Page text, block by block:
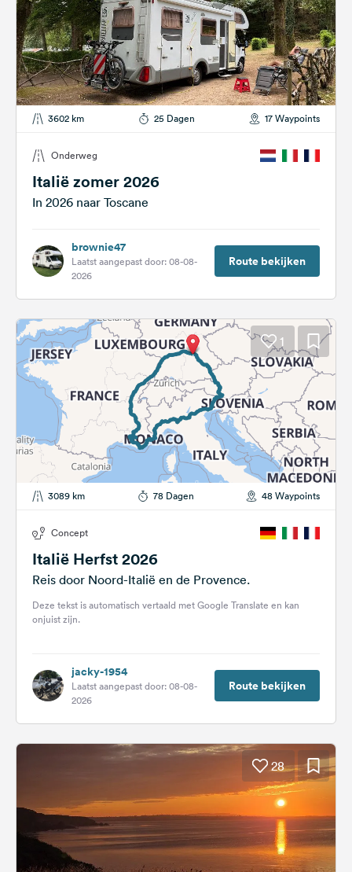
3602 km 25 Dagen 17 Waypoints
Onderweg
Italië zomer 2026
In 2026 naar Toscane
brownie47
Laatst aangepast door: 08-08-
2026
Route bekijken
1
3089 km 78 Dagen 48 Waypoints
Concept
Italië Herfst 2026
Reis door Noord-Italië en de Provence.
Deze tekst is automatisch vertaald met Google Translate en kan
onjuist zijn.
jacky-1954
Laatst aangepast door: 08-08-
2026
Route bekijken
28